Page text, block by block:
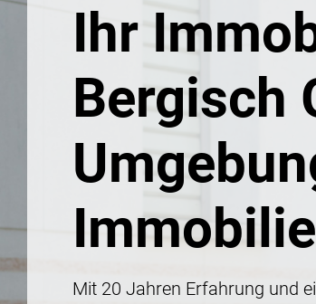
Ihr
Bergisch
Mit 20 Jahren Erfahrung und